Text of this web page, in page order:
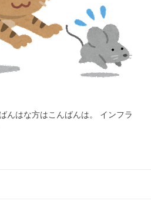
んはな方はこんばんは。 インフラ